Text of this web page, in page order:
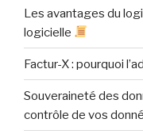
Les avantages du
logicielle
Factur-X : pourquoi
Souveraineté des
contrôle de vos